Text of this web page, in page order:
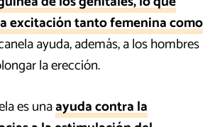
excitación tanto femenina como
ayuda, además, a los hombres
la erección.
es unaayuda contra la